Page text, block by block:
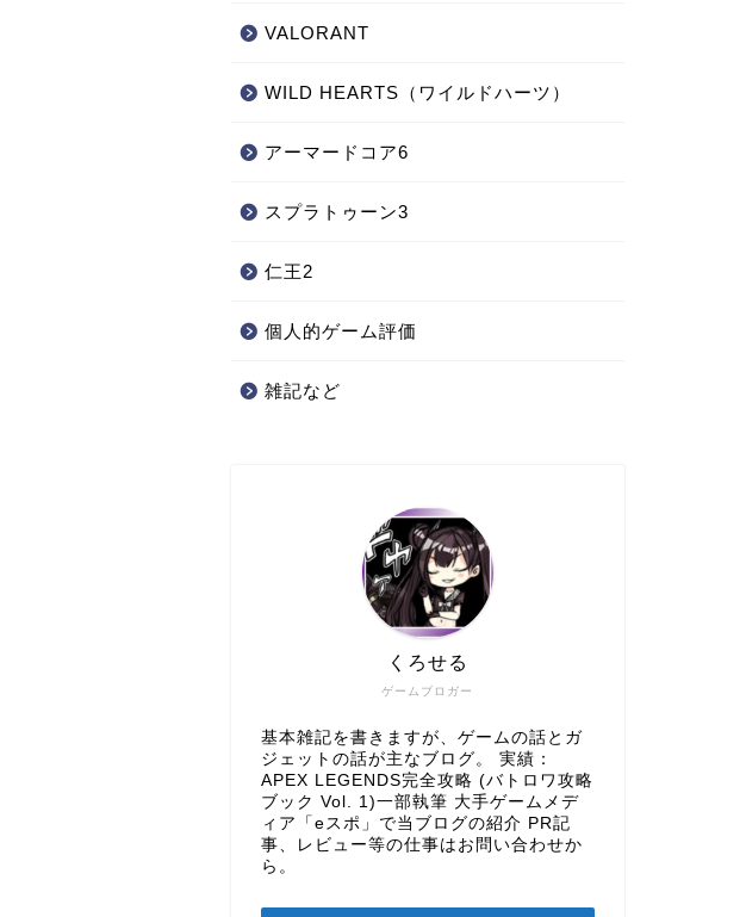
VALORANT
WILD HEARTS（ワイルドハーツ）
アーマードコア6
スプラトゥーン3
仁王2
個人的ゲーム評価
雑記など
ゲームブロガー
くろせる
基本雑記を書きますが、ゲームの話とガ
ジェットの話が主なブログ。 実績：
APEX LEGENDS完全攻略 (バトロワ攻略
ブック Vol. 1)一部執筆 大手ゲームメデ
ィア「eスポ」で当ブログの紹介 PR記
事、レビュー等の仕事はお問い合わせか
ら。